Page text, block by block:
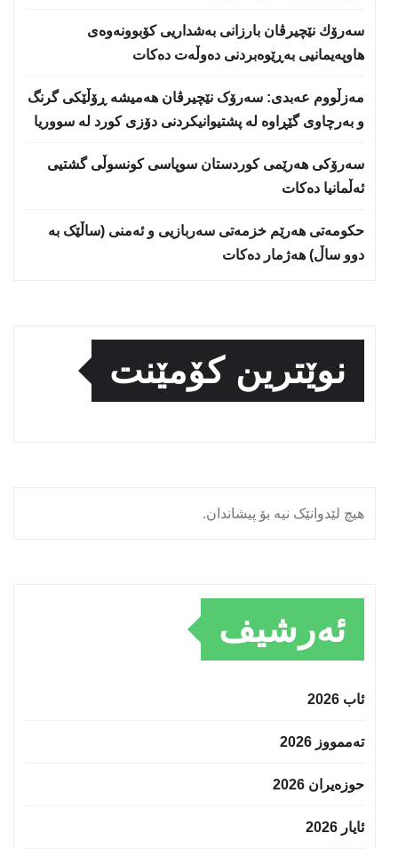
سەرۆك نێچیرڤان بارزانی بەشداریی كۆبوونەوەی
هاوپەیمانیی بەڕێوەبردنی دەوڵەت دەكات
مەزڵووم عەبدی: سەرۆک نێچیرڤان هەمیشە ڕۆڵێکی گرنگ
و بەرچاوی گێڕاوە لە پشتیوانیکردنی دۆزی کورد لە سووریا
سەرۆکی هەرێمی کوردستان سوپاسى کونسوڵی گشتیی
ئەڵمانیا دەکات
حكومەتی هەرێم خزمەتی سەربازیی و ئەمنی (ساڵێک بە
دوو ساڵ) هەژمار دەكات
نوێترین کۆمێنت
هیچ لێدوانێک نیە بۆ پیشاندان.
ئەرشیف
ئاب 2026
تەممووز 2026
حوزه‌یران 2026
ئایار 2026